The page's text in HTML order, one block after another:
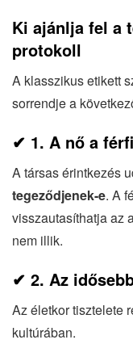
Ki ajánlja fel a
protokoll
A klasszikus etikett
sorrendje a
✔ 1. A nő a
A társas érintkezés
tegeződjenek-e. A
visszautasíthatja az
nem illik.
✔ 2. Az
Az életkor tisztelete
kultúrában.